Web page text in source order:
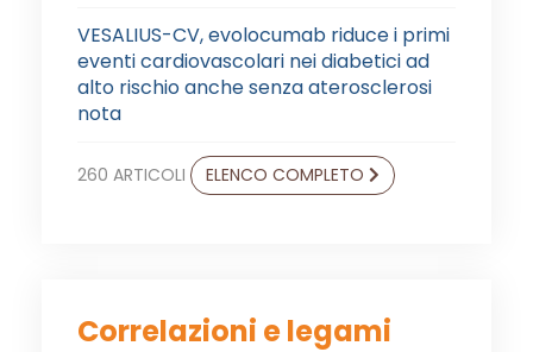
VESALIUS-CV, evolocumab riduce i primi
eventi cardiovascolari nei diabetici ad
alto rischio anche senza aterosclerosi
nota
260 ARTICOLI ELENCO COMPLETO
Correlazioni e legami